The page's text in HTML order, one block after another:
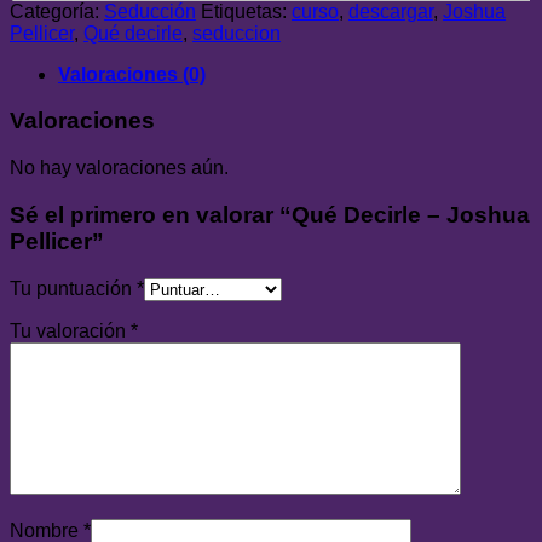
Categoría: Seducción Etiquetas: curso, descargar, Joshua
Pellicer, Qué decirle, seduccion
Valoraciones (0)
Valoraciones
No hay valoraciones aún.
Sé el primero en valorar “Qué Decirle – Joshua
Pellicer”
Tu puntuación *
Tu valoración *
Nombre *